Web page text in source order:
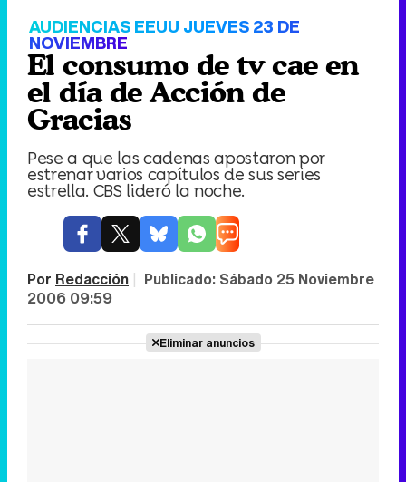
AUDIENCIAS EEUU JUEVES 23 DE
NOVIEMBRE
El consumo de tv cae en
el día de Acción de
Gracias
Pese a que las cadenas apostaron por
estrenar varios capítulos de sus series
estrella. CBS lideró la noche.
Por Redacción | Publicado: Sábado 25 Noviembre
2006 09:59
Eliminar anuncios